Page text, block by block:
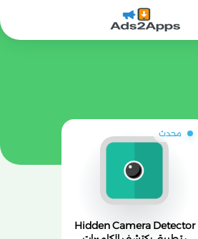
محدث
Hidden Camera Detector